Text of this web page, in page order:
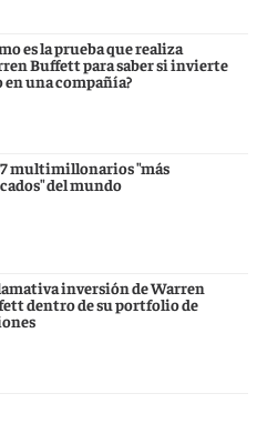
es la prueba que realiza
Buffett para saber si invierte
en una compañía?
7 multimillonarios "más
del mundo
inversión de Warren
dentro de su portfolio de